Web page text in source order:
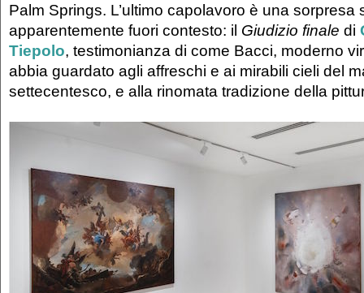
Palm Springs. L’ultimo capolavoro è una sorpresa
apparentemente fuori contesto: il Giudizio finale di
Tiepolo, testimonianza di come Bacci, moderno
abbia guardato agli affreschi e ai mirabili cieli del
settecentesco, e alla rinomata tradizione della